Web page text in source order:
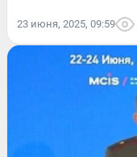
23 июня, 2025, 09:59